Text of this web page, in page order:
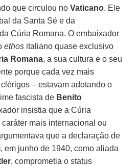
que circulou noVaticano. Ele
da Santa Sé e da
Cúria Romana. O embaixador
ethos italiano quase exclusivo
Romana, a sua cultura e o seu
porque cada vez mais
– estavam adotando o
fascista de Benito
insistia que a Cúria
mais internacional ou
que a declaração de
, em junho de 1940, como aliada
, comprometia o status